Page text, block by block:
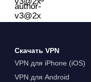
Скачать VPN
VPN для iPhone (iOS)
VPN для Android